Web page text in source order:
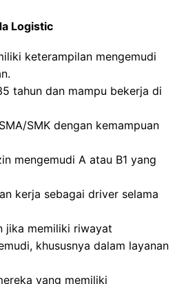
Logistic
keterampilan mengemudi
tahun dan mampu bekerja di
SMK dengan kemampuan
mengemudi A atau B1 yang
kerja sebagai driver selama
jika memiliki riwayat
khususnya dalam layanan
yang memiliki